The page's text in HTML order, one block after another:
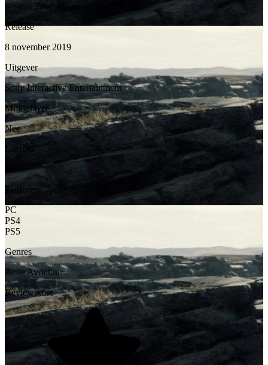
Kojima Productions
Release
8 november 2019
Uitgever
Sony Interactive Entertainment
Multiplayer
Nee
Leeftijd
Platforms
PC
PS4
PS5
Genres
Actie Avontuur
Reviewscore